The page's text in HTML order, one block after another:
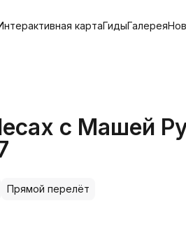
картаГидыГалерея
с Машей
Прямой перелёт